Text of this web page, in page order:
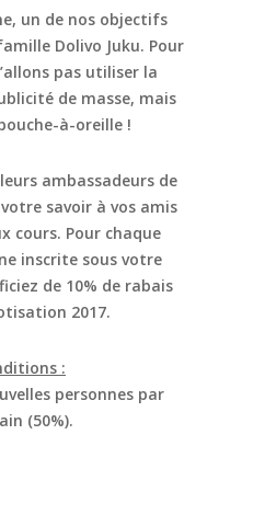
un de nos objectifs
Dolivo Juku. Pour
pas utiliser la
de masse, mais
à-oreille !
ambassadeurs de
savoir à vos amis
cours. Pour chaque
inscrite sous votre
de 10% de rabais
2017.
:
personnes par
(50%).